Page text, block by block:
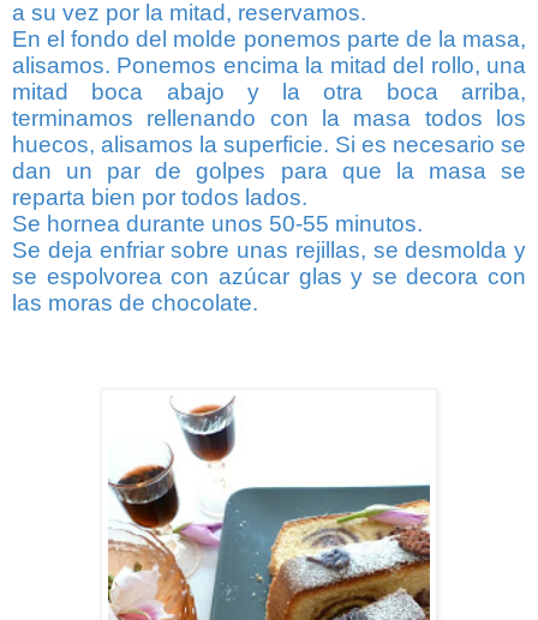
a su vez por la mitad, reservamos.
En el fondo del molde ponemos parte de la masa,
alisamos. Ponemos encima la mitad del rollo, una
mitad boca abajo y la otra boca arriba,
terminamos rellenando con la masa todos los
huecos, alisamos la superficie. Si es necesario se
dan un par de golpes para que la masa se
reparta bien por todos lados.
Se hornea durante unos 50-55 minutos.
Se deja enfriar sobre unas rejillas, se desmolda y
se espolvorea con azúcar glas y se decora con
las moras de chocolate.